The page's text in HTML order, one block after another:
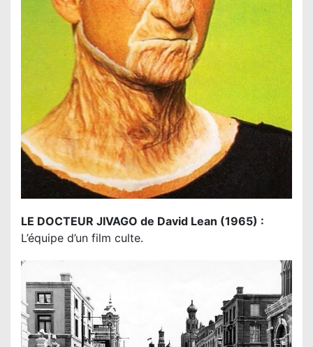
LE DOCTEUR JIVAGO de David Lean (1965) :
L’équipe d’un film culte.